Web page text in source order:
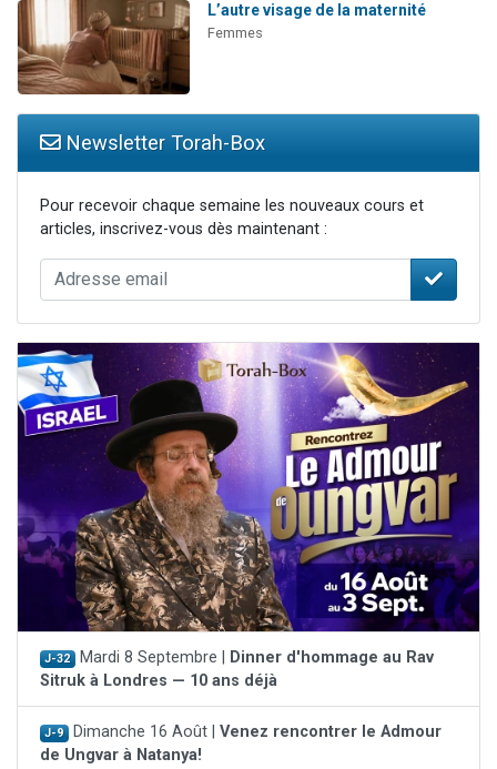
L’autre visage de la maternité
Femmes
Newsletter Torah-Box
Pour recevoir chaque semaine les nouveaux cours et
articles, inscrivez-vous dès maintenant :
J-32 Mardi 8 Septembre |
Dinner d'hommage au Rav
Sitruk à Londres — 10 ans déjà
J-9 Dimanche 16 Août | Venez rencontrer le Admour
de Ungvar à Natanya!